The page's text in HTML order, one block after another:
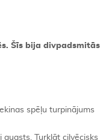
Šīs bija divpadsmitās
spēļu turpinājums
Turklāt cilvēcisks